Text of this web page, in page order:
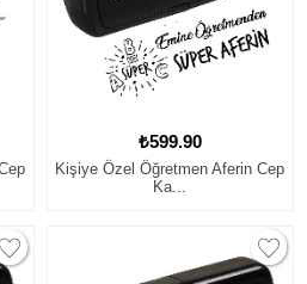
₺599.90
Kişiye Özel Öğretmen Aferin Cep
Ka...